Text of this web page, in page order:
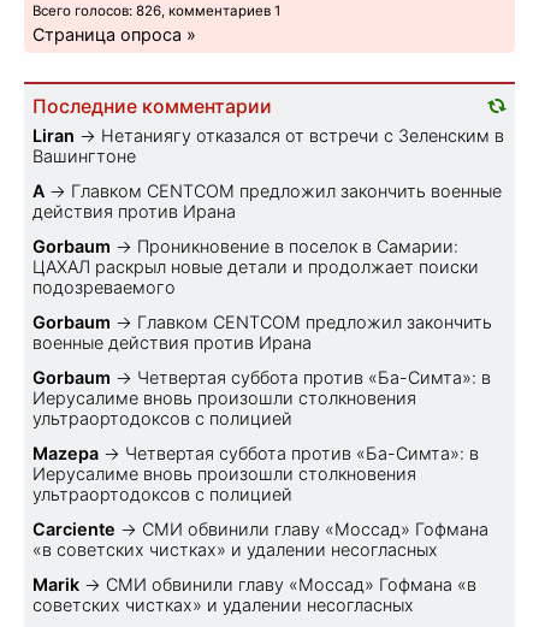
Всего голосов: 826, комментариев 1
Страница опроса »
Последние комментарии
Liran → Нетаниягу отказался от встречи с Зеленским в
Вашингтоне
A → Главком CENTCOM предложил закончить военные
действия против Ирана
Gorbaum → Проникновение в поселок в Самарии:
ЦАХАЛ раскрыл новые детали и продолжает поиски
подозреваемого
Gorbaum → Главком CENTCOM предложил закончить
военные действия против Ирана
Gorbaum → Четвертая суббота против «Ба-Симта»: в
Иерусалиме вновь произошли столкновения
ультраортодоксов с полицией
Mazepa → Четвертая суббота против «Ба-Симта»: в
Иерусалиме вновь произошли столкновения
ультраортодоксов с полицией
Carciente → СМИ обвинили главу «Моссад» Гофмана
«в советских чистках» и удалении несогласных
Marik → СМИ обвинили главу «Моссад» Гофмана «в
советских чистках» и удалении несогласных